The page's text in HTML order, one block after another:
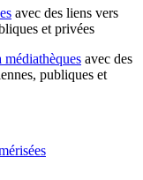
avec des liens vers
et privées
médiathèques avec des
publiques et